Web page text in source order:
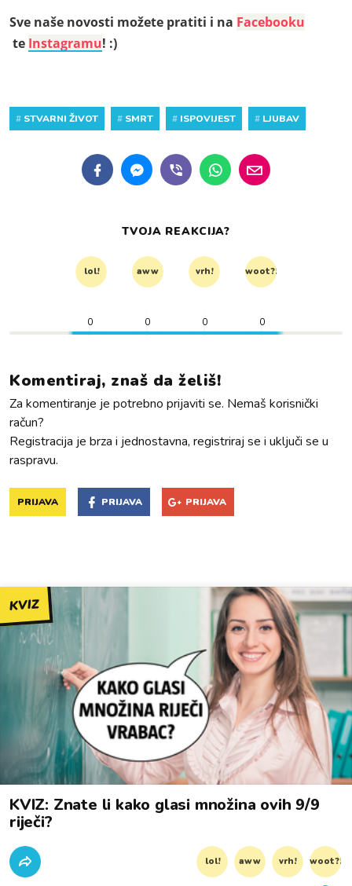
Sve naše novosti možete pratiti i na Facebooku
te Instagramu! :)
# STVARNI ŽIVOT # SMRT # ISPOVIJEST # LJUBAV
TVOJA REAKCIJA?
lol! aww vrh! woot?!
0 0 0 0
Komentiraj, znaš da želiš!
Za komentiranje je potrebno prijaviti se. Nemaš korisnički
račun?
Registracija je brza i jednostavna, registriraj se i uključi se u
raspravu.
PRIJAVA PRIJAVA PRIJAVA
KVIZ
KVIZ: Znate li kako glasi množina ovih 9/9
riječi?
lol! aww vrh! woot?!